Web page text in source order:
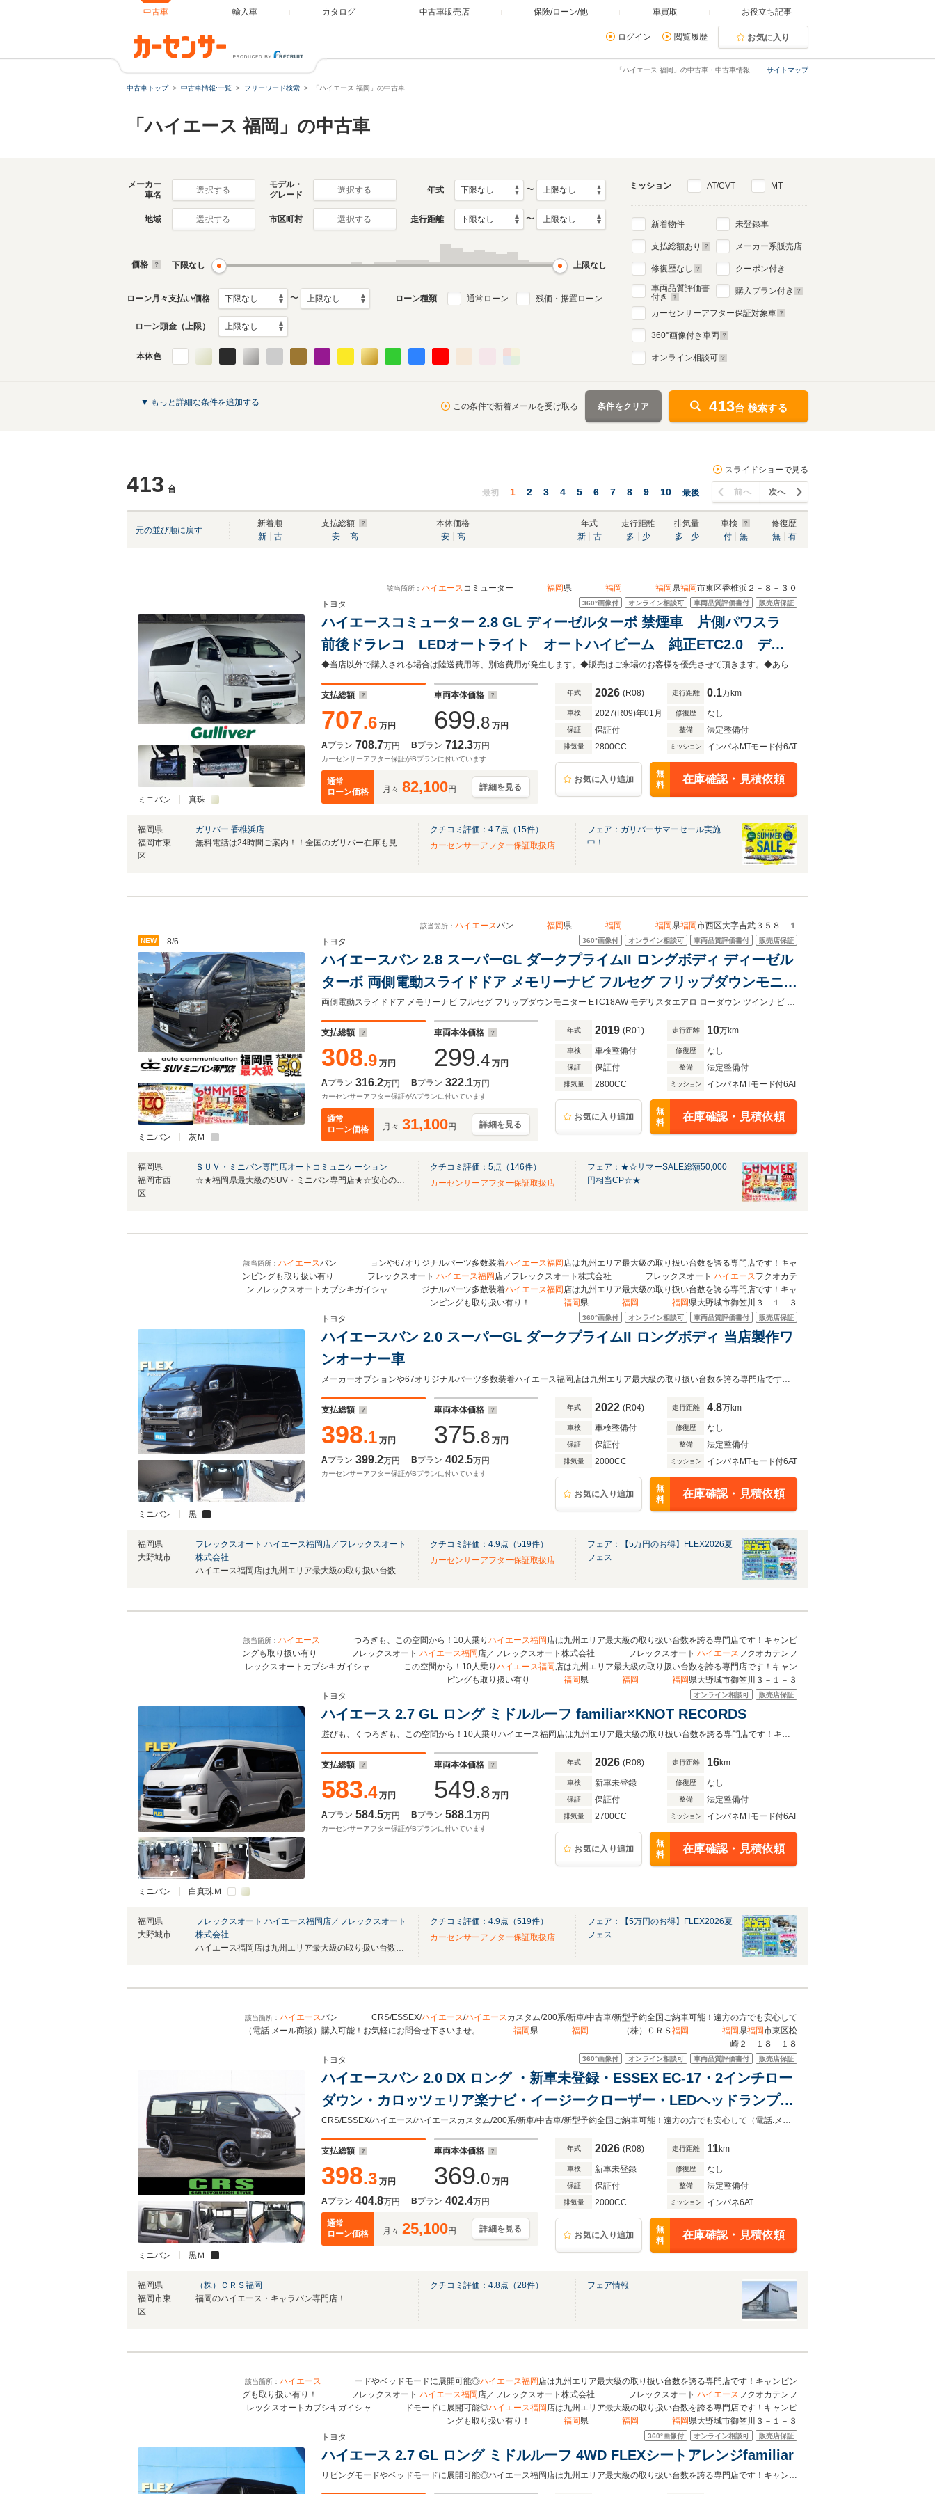
中古車 輸入車 カタログ 中古車販売店 保険/ローン/他 車買取 お役立ち記事
ログイン 閲覧履歴 お気に入り
サイトマップ
「ハイエース 福岡」の中古車・中古車情報
中古車トップ 中古車情報:一覧 フリーワード検索 「ハイエース 福岡」の中古車
「ハイエース 福岡」の中古車
メーカー
車名
選択する
モデル・
グレード
選択する 年式 〜
地域 選択する 市区町村 選択する 走行距離 〜
価格 下限なし 上限なし
ローン月々支払い価格 〜 ローン種類 通常ローン 残価・据置ローン
ローン頭金（上限）
本体色
ミッション AT/CVT MT
新着物件
支払総額あり
修復歴なし
車両品質評価書
付き
未登録車
メーカー系販売店
クーポン付き
購入プラン付き
カーセンサーアフター保証対象車
360°画像付き車両
オンライン相談可
▼ もっと詳細な条件を追加する この条件で新着メールを受け取る 条件をクリア 413台 検索する
413 台
スライドショーで見る
最初 1 2 3 4 5 6 7 8 9 10 最後 前へ 次へ
元の並び順に戻す
新着順
新
古
支払総額
安
高
本体価格
安
高
年式
新
古
走行距離
多
少
排気量
多
少
車検
付
無
修復歴
無
有
該当箇所： ハイエースコミューター 福岡 県 福岡 福岡 県福岡市東区香椎浜２－８－３０
ミニバン 真珠
360°画像付 オンライン相談可 車両品質評価書付 販売店保証
トヨタ
ハイエースコミューター 2.8 GL ディーゼルターボ 禁煙車 片側パワスラ
前後ドラレコ LEDオートライト オートハイビーム 純正ETC2.0 デジ
タルインナーミラー プッシュスタート スマートキー スペアキー レー
ンキープアシスト 寒冷地仕様
◆当店以外で購入される場合は陸送費用等、別途費用が発生します。◆販売はご来場のお客様を優先させて頂きます。◆あらかじめご確認下さい※販売は一般のお客様に限ります。
支払総額
707.6 万円
車両本体価格
699.8 万円
Aプラン 708.7万円 Bプラン 712.3万円
カーセンサーアフター保証がBプランに付いています
通常
ローン価格
月々 82,100円 詳細を見る
年式 2026 (R08) 走行距離 0.1万km
車検 2027(R09)年01月 修復歴 なし
保証 保証付 整備 法定整備付
排気量 2800CC ミッション インパネMTモード付6AT
お気に入り追加
無
料
在庫確認・見積依頼
福岡県
福岡市東
区
ガリバー 香椎浜店
無料電話は24時間ご案内！！全国のガリバー在庫も見たい方は一括照会が可能です！
クチコミ評価： 4.7点（ 15件）
カーセンサーアフター保証取扱店
フェア：ガリバーサマーセール実施
中！
該当箇所： ハイエースバン 福岡 県 福岡 福岡 県福岡市西区大字吉武３５８－１
NEW 8/6
ミニバン 灰Ｍ
360°画像付 オンライン相談可 車両品質評価書付 販売店保証
トヨタ
ハイエースバン 2.8 スーパーGL ダークプライムII ロングボディ ディーゼル
ターボ 両側電動スライドドア メモリーナビ フルセグ フリップダウンモニタ
ー ETC 18AW モデリスタエアロ ローダウン ツインナビ LEDヘッドライト
ミュージックプレイヤー接続 サイドカメラ バックカメラ ドラレコ
両側電動スライドドア メモリーナビ フルセグ フリップダウンモニター ETC18AW モデリスタエアロ ローダウン ツインナビ LEDヘッドライト サイドカメラ バックカメラ ドラレコ
支払総額
308.9 万円
車両本体価格
299.4 万円
Aプラン 316.2万円 Bプラン 322.1万円
カーセンサーアフター保証がAプランに付いています
通常
ローン価格
月々 31,100円 詳細を見る
年式 2019 (R01) 走行距離 10万km
車検 車検整備付 修復歴 なし
保証 保証付 整備 法定整備付
排気量 2800CC ミッション インパネMTモード付6AT
お気に入り追加
無
料
在庫確認・見積依頼
福岡県
福岡市西
区
ＳＵＶ・ミニバン専門店オートコミュニケーション
☆★福岡県最大級のSUV・ミニバン専門店★☆安心の支払総額表示価格で購入出来ます♪
クチコミ評価： 5点（ 146件）
カーセンサーアフター保証取扱店
フェア：★☆サマーSALE総額50,000
円相当CP☆★
該当箇所： ハイエースバン ョンや67オリジナルパーツ多数装着ハイエース福岡 店は九州エリア最大級の取り扱い台数を誇る専門店です！キャ
ンピングも取り扱い有り フレックスオート ハイエース福岡 店／フレックスオート株式会社 フレックスオート ハイエースフクオカテ
ンフレックスオートカブシキガイシャ ジナルパーツ多数装着ハイエース福岡 店は九州エリア最大級の取り扱い台数を誇る専門店です！キャ
ンピングも取り扱い有り！ 福岡 県 福岡 福岡 県大野城市御笠川３－１－３
ミニバン 黒
360°画像付 オンライン相談可 車両品質評価書付 販売店保証
トヨタ
ハイエースバン 2.0 スーパーGL ダークプライムII ロングボディ 当店製作ワ
ンオーナー車
メーカーオプションや67オリジナルパーツ多数装着ハイエース福岡店は九州エリア最大級の取り扱い台数を誇る専門店です！キャンピングも取り扱い有り！
支払総額
398.1 万円
車両本体価格
375.8 万円
Aプラン 399.2万円 Bプラン 402.5万円
カーセンサーアフター保証がBプランに付いています
年式 2022 (R04) 走行距離 4.8万km
車検 車検整備付 修復歴 なし
保証 保証付 整備 法定整備付
排気量 2000CC ミッション インパネMTモード付6AT
お気に入り追加
無
料
在庫確認・見積依頼
福岡県
大野城市
フレックスオート ハイエース福岡店／フレックスオート
株式会社
ハイエース福岡店は九州エリア最大級の取り扱い台数を誇る専門店です！
クチコミ評価： 4.9点（519件）
カーセンサーアフター保証取扱店
フェア：【5万円のお得】FLEX2026夏
フェス
該当箇所： ハイエース つろぎも、この空間から！10人乗り ハイエース福岡 店は九州エリア最大級の取り扱い台数を誇る専門店です！キャンピ
ングも取り扱い有り フレックスオート ハイエース福岡 店／フレックスオート株式会社 フレックスオート ハイエースフクオカテンフ
レックスオートカブシキガイシャ この空間から！10人乗り ハイエース福岡 店は九州エリア最大級の取り扱い台数を誇る専門店です！キャン
ピングも取り扱い有り 福岡 県 福岡 福岡 県大野城市御笠川３－１－３
ミニバン 白真珠Ｍ
オンライン相談可 販売店保証
トヨタ
ハイエース 2.7 GL ロング ミドルルーフ familiar×KNOT RECORDS
遊びも、くつろぎも、この空間から！10人乗りハイエース福岡店は九州エリア最大級の取り扱い台数を誇る専門店です！キャンピングも取り扱い有り！
支払総額
583.4 万円
車両本体価格
549.8 万円
Aプラン 584.5万円 Bプラン 588.1万円
カーセンサーアフター保証がBプランに付いています
年式 2026 (R08) 走行距離 16km
車検 新車未登録 修復歴 なし
保証 保証付 整備 法定整備付
排気量 2700CC ミッション インパネMTモード付6AT
お気に入り追加
無
料
在庫確認・見積依頼
福岡県
大野城市
フレックスオート ハイエース福岡店／フレックスオート
株式会社
ハイエース福岡店は九州エリア最大級の取り扱い台数を誇る専門店です！
クチコミ評価： 4.9点（519件）
カーセンサーアフター保証取扱店
フェア：【5万円のお得】FLEX2026夏
フェス
該当箇所： ハイエースバン CRS/ESSEX/ハイエース/ハイエースカスタム/200系/新車/中古車/新型予約全国ご納車可能！遠方の方でも安心して
（電話.メール商談）購入可能！お気軽にお問合せ下さいませ。 福岡 県 福岡 （株）ＣＲＳ福岡 福岡 県福岡市東区松
崎２－１８－１８
ミニバン 黒Ｍ
360°画像付 オンライン相談可 車両品質評価書付 販売店保証
トヨタ
ハイエースバン 2.0 DX ロング ・新車未登録・ESSEX EC-17・2インチロー
ダウン・カロッツェリア楽ナビ・イージークローザー・LEDヘッドランプ・
パノラミックビューモニター・デジタルインナーミラー・リヤクーラー・リ
ヤヒーター・SRSエアバック
CRS/ESSEX/ハイエース/ハイエースカスタム/200系/新車/中古車/新型予約全国ご納車可能！遠方の方でも安心して（電話.メール商談）購入可能！お気軽にお問合せ下さいませ。
支払総額
398.3 万円
車両本体価格
369.0 万円
Aプラン 404.8万円 Bプラン 402.4万円
通常
ローン価格
月々 25,100円 詳細を見る
年式 2026 (R08) 走行距離 11km
車検 新車未登録 修復歴 なし
保証 保証付 整備 法定整備付
排気量 2000CC ミッション インパネ6AT
お気に入り追加
無
料
在庫確認・見積依頼
福岡県
福岡市東
区
（株）ＣＲＳ福岡
福岡のハイエース・キャラバン専門店！
クチコミ評価： 4.8点（28件） フェア情報
該当箇所： ハイエース ードやベッドモードに展開可能◎ハイエース福岡 店は九州エリア最大級の取り扱い台数を誇る専門店です！キャンピン
グも取り扱い有り！ フレックスオート ハイエース福岡 店／フレックスオート株式会社 フレックスオート ハイエースフクオカテンフ
レックスオートカブシキガイシャ ドモードに展開可能◎ハイエース福岡 店は九州エリア最大級の取り扱い台数を誇る専門店です！キャンピ
ングも取り扱い有り！ 福岡 県 福岡 福岡 県大野城市御笠川３－１－３
360°画像付 オンライン相談可 販売店保証
トヨタ
ハイエース 2.7 GL ロング ミドルルーフ 4WD FLEXシートアレンジfamiliar
リビングモードやベッドモードに展開可能◎ハイエース福岡店は九州エリア最大級の取り扱い台数を誇る専門店です！キャンピングも取り扱い有り！